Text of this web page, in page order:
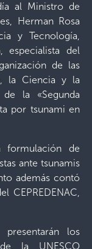
al Ministro de
Herman Rosa
y Tecnología,
especialista del
de las
la Ciencia y la
la «Segunda
por tsunami en
formulación de
ante tsunamis
además contó
CEPREDENAC,
los
la UNESCO